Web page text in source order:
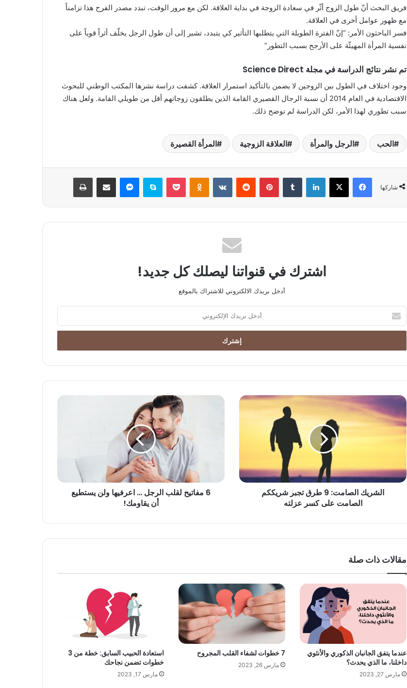
فريق البحث أنّ طول الزوج أثّر في سعادة الزوجة في بداية العلاقة. لكن مع مرور الوقت، تبدد مصدر الفرح هذا تزامناً
مع ظهور عوامل أخرى في العلاقة.
فسر الباحثون الأمر: “إنّ الفترة الطويلة التي يتطلبها التأثير كي يتبدد، تشير إلى أن طول الرجل يخلّف أثراً قوياً على
نفسية المرأة المهيئّة على الأرجح بسبب التطور”
تم نشر نتائج الدراسة في مجلة Science Direct
وجود اختلاف في الطول بين الزوجين لا يضمن بالتأكيد استمرار العلاقة. كشفت دراسة نشرها المكتب الوطني للبحوث
الاقتصادية في العام 2014 أن نسبة الرجال القصيري القامة الذين يطلقون زوجاتهم أقل من طويلي القامة. ولعل هناك
سبب تطوري لهذا الأمر، لكن الدراسة لم توضح ذلك.
الحب الرجل والمرأة العلاقة الزوجية المرأة القصيرة
شاركها
فيسبوك X لينكدإن بينتيريست Odnoklassniki
بوكيت سكايب ماسنجر مشاركة عبر البريد طباعة
اشترك في قنواتنا ليصلك كل جديد!
أدخل بريدك الالكتروني للاشتراك بالموقع
أدخل
بريدك
الإلكتروني
الشريك الصامت: 9 طرق تجبر شريككم
الصامت على كسر عزلته
6 مفاتيح لقلب الرجل … اعرفيها ولن يستطيع
أن يقاومك!
مقالات ذات صلة
عندما يتفق الجانبان الذكوري والأنثوي
داخلنا، ما الذي يحدث؟
مارس 27, 2023
7 خطوات لشفاء القلب المجروح
مارس 26, 2023
استعادة الحبيب السابق: خطة من 3
خطوات تضمن نجاحك
مارس 17, 2023